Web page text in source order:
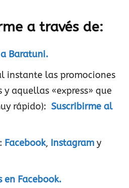
a través de:
Baratuni.
instante las promociones
y aquellas «express» que
rápido): Suscribirme al
Facebook, Instagram y
en Facebook.